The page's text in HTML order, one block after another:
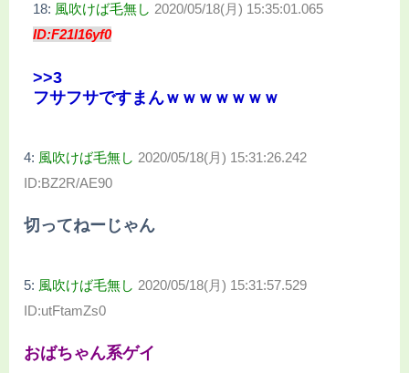
18: 風吹けば毛無し 2020/05/18(月) 15:35:01.065
ID:F21l16yf0
>>3
フサフサですまんｗｗｗｗｗｗｗ
4: 風吹けば毛無し 2020/05/18(月) 15:31:26.242
ID:BZ2R/AE90
切ってねーじゃん
5: 風吹けば毛無し 2020/05/18(月) 15:31:57.529
ID:utFtamZs0
おばちゃん系ゲイ